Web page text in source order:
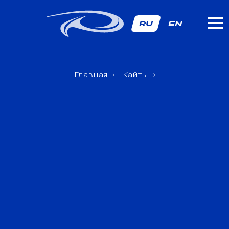
RU EN
Главная → Кайты →